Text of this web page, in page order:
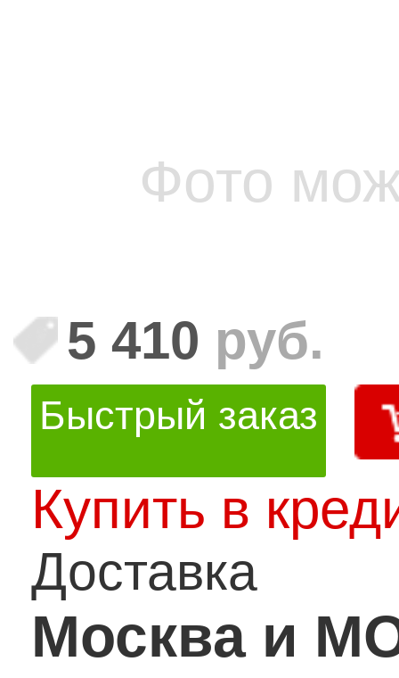
Фото
5 410 руб.
Быстрый заказ
Купить в
Доставка
Москва и